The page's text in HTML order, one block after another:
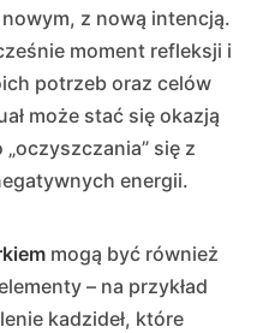
z nową intencją.
moment refleksji i
potrzeb oraz celów
może stać się okazją
się z
energii.
mogą być również
– na przykład
kadzideł, które